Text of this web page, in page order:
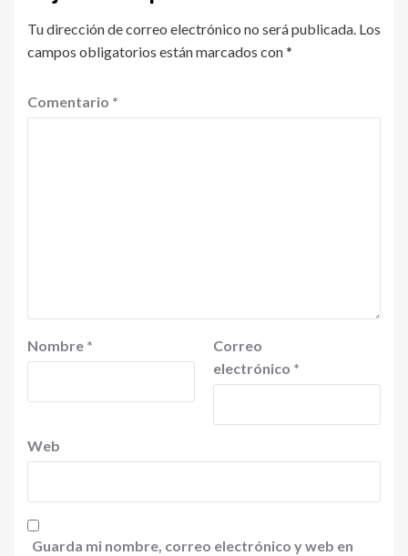
Tu dirección de correo electrónico no será publicada. Los
campos obligatorios están marcados con*
Comentario *
Nombre *
Correo
electrónico *
Web
Guarda mi nombre, correo electrónico y web en